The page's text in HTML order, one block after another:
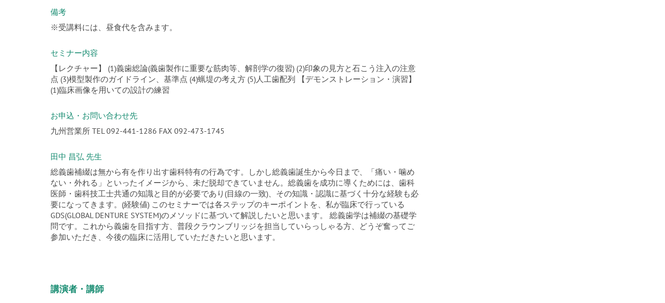
備考
※受講料には、昼食代を含みます。
セミナー内容
【レクチャー】 (1)義歯総論(義歯製作に重要な筋肉等、解剖学の復習) (2)印象の見方と石こう注入の注意
点 (3)模型製作のガイドライン、基準点 (4)蝋堤の考え方 (5)人工歯配列 【デモンストレーション・演習】
(1)臨床画像を用いての設計の練習
お申込・お問い合わせ先
九州営業所 TEL 092-441-1286 FAX 092-473-1745
田中 昌弘 先生
総義歯補綴は無から有を作り出す歯科特有の行為です。しかし総義歯誕生から今日まで、「痛い・噛め
ない・外れる」といったイメージから、未だ脱却できていません。総義歯を成功に導くためには、歯科
医師・歯科技工士共通の知識と目的が必要であり(目線の一致)、その知識・認識に基づく十分な経験も必
要になってきます。(経験値) このセミナーでは各ステップのキーポイントを、私が臨床で行っている
GDS(GLOBAL DENTURE SYSTEM)のメソッドに基づいて解説したいと思います。 総義歯学は補綴の基礎学
問です。これから義歯を目指す方、普段クラウンブリッジを担当していらっしゃる方、どうぞ奮ってご
参加いただき、今後の臨床に活用していただきたいと思います。
講演者・講師